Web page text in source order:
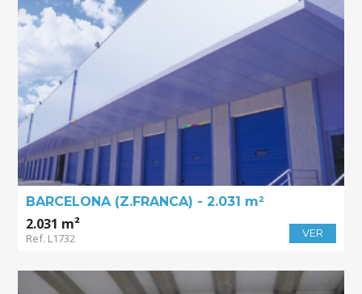
BARCELONA (Z.FRANCA) - 2.031 m²
2.031 m²
Ref. L1732 VER